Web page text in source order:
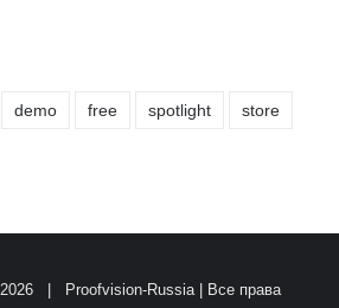
demo free spotlight store
2026 | Proofvision-Russia | Все права